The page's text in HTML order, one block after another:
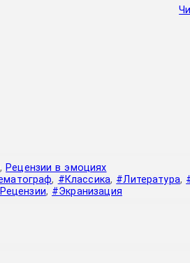
, Рецензии в эмоциях
, #Классика, #Литература,
, #Экранизация